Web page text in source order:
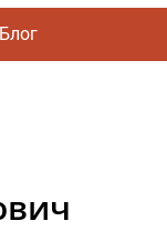
Блог